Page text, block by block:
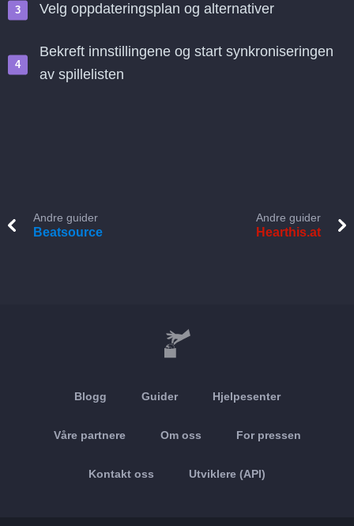
Velg oppdateringsplan og alternativer
Bekreft innstillingene og start synkroniseringen
av spillelisten
Andre guider
Beatsource
Andre guider
Hearthis.at
Blogg Guider Hjelpesenter
Våre partnere Om oss For pressen
Kontakt oss Utviklere (API)